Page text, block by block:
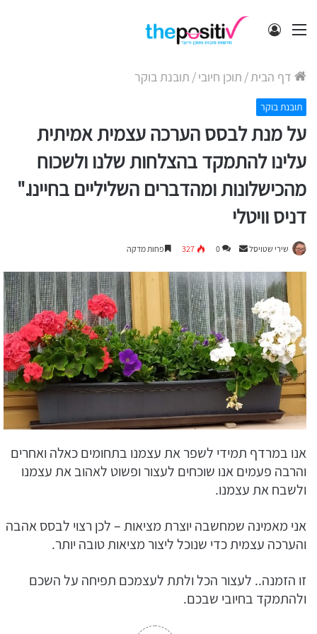
תפריט התחבר
דף הבית/ תוכן חיובי/ תובנת בוקר
תובנת בוקר
על מנת לבסס הערכה עצמית אמיתית
עלינו להתמקד בהצלחות שלנו ולשכוח
מהכישלונות ומהדברים השליליים בחיינו."
דניס וויטלי
שירי שטויסל
Send
email
0
327 פחות מדקה
אנו במרדף תמידי לשפר את עצמנו בתחומים כאלה ואחרים
והרבה פעמים אנו שוכחים לעצור ופשוט לאהוב את עצמנו
ולשבח את עצמנו.
אני מאמינה שמחשבה יוצרת מציאות – לכן רצוי לבסס אהבה
והערכה עצמית כדי שנוכל ליצור מציאות טובה יותר.
זו הזמנה.. לעצור הכל ולתת לעצמכם תפיחה על השכם
ולהתמקד בחיובי שבכם.